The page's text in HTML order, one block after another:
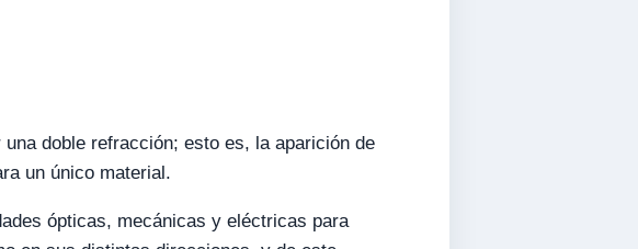
doble refracción; esto es, la aparición de
un único material.
ópticas, mecánicas y eléctricas para